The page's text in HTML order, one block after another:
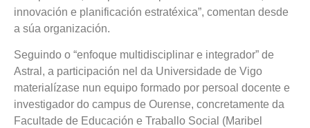
innovación e planificación estratéxica”, comentan desde
a súa organización.
Seguindo o “enfoque multidisciplinar e integrador” de
Astral, a participación nel da Universidade de Vigo
materialízase nun equipo formado por persoal docente e
investigador do campus de Ourense, concretamente da
Facultade de Educación e Traballo Social (Maribel